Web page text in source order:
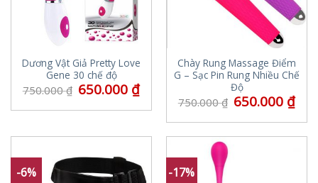
Dương Vật Giả Pretty Love
Gene 30 chế độ
750.000₫ 650.000 ₫
Chày Rung Massage Điểm
G – Sạc Pin Rung Nhiều Chế
Độ
750.000₫ 650.000 ₫
-6% -17%